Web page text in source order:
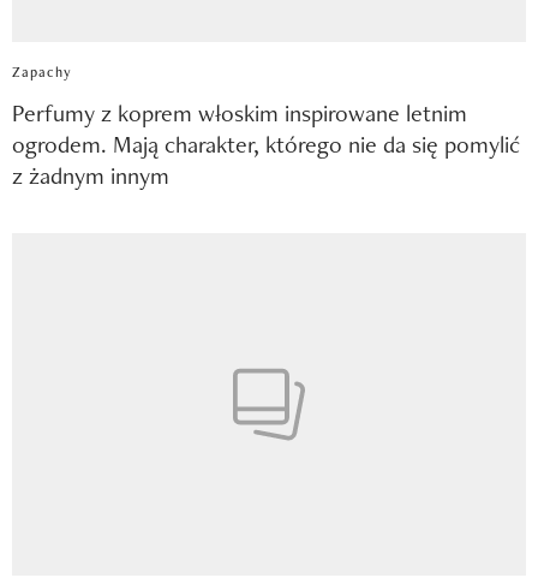
Zapachy
Perfumy z koprem włoskim inspirowane letnim
ogrodem. Mają charakter, którego nie da się pomylić
z żadnym innym